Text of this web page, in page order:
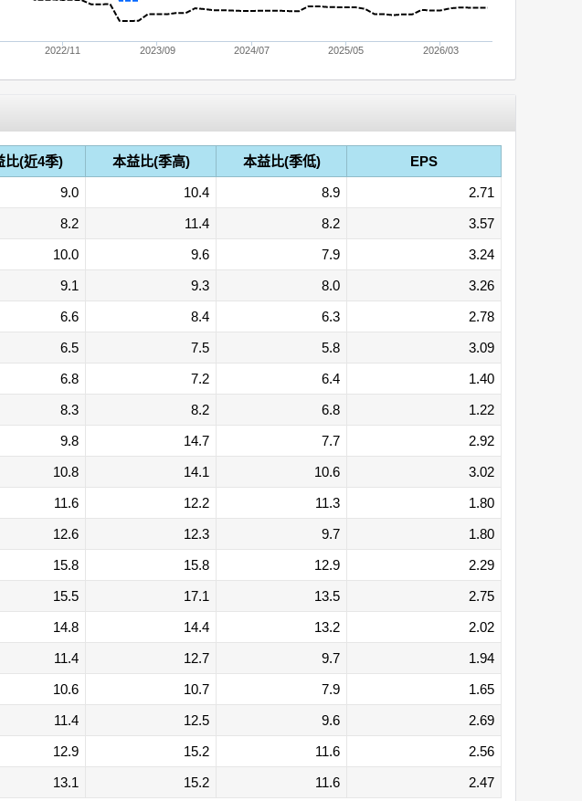
2022/11 2023/09 2024/07 2025/05 2026/03
比(近4季) 本益比(季高) 本益比(季低)
EPS
9.0 10.4 8.9
2.71
8.2 11.4 8.2
3.57
10.0 9.6 7.9
3.24
9.1 9.3 8.0
3.26
6.6 8.4 6.3
2.78
6.5 7.5 5.8
3.09
6.8 7.2 6.4
1.40
8.3 8.2 6.8
1.22
9.8 14.7 7.7
2.92
10.8 14.1 10.6
3.02
11.6 12.2 11.3
1.80
12.6 12.3 9.7
1.80
15.8 15.8 12.9
2.29
15.5 17.1 13.5
2.75
14.8 14.4 13.2
2.02
11.4 12.7 9.7
1.94
10.6 10.7 7.9
1.65
11.4 12.5 9.6
2.69
12.9 15.2 11.6
2.56
13.1 15.2 11.6 2.47